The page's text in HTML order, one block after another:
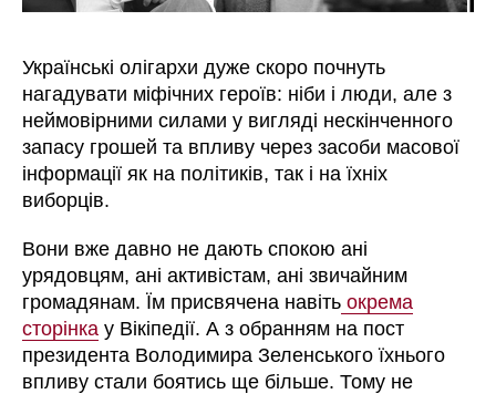
Українські олігархи дуже скоро почнуть
нагадувати міфічних героїв: ніби і люди, але з
неймовірними силами у вигляді нескінченного
запасу грошей та впливу через засоби масової
інформації як на політиків, так і на їхніх
виборців.
Вони вже давно не дають спокою ані
урядовцям, ані активістам, ані звичайним
громадянам. Їм присвячена навіть окрема
сторінка у Вікіпедії. А з обранням на пост
президента Володимира Зеленського їхнього
впливу стали боятись ще більше. Тому не